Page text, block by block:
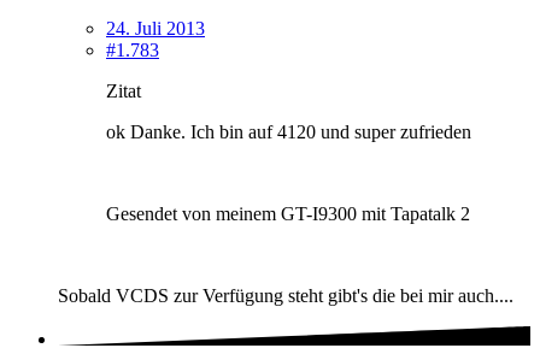
24. Juli 2013
#1.783
Zitat
ok Danke. Ich bin auf 4120 und super zufrieden
Gesendet von meinem GT-I9300 mit Tapatalk 2
Sobald VCDS zur Verfügung steht gibt's die bei mir auch....